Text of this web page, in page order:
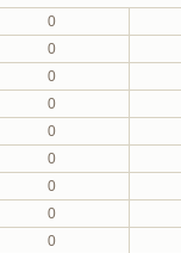
0
0
0
0
0
0
0
0
0